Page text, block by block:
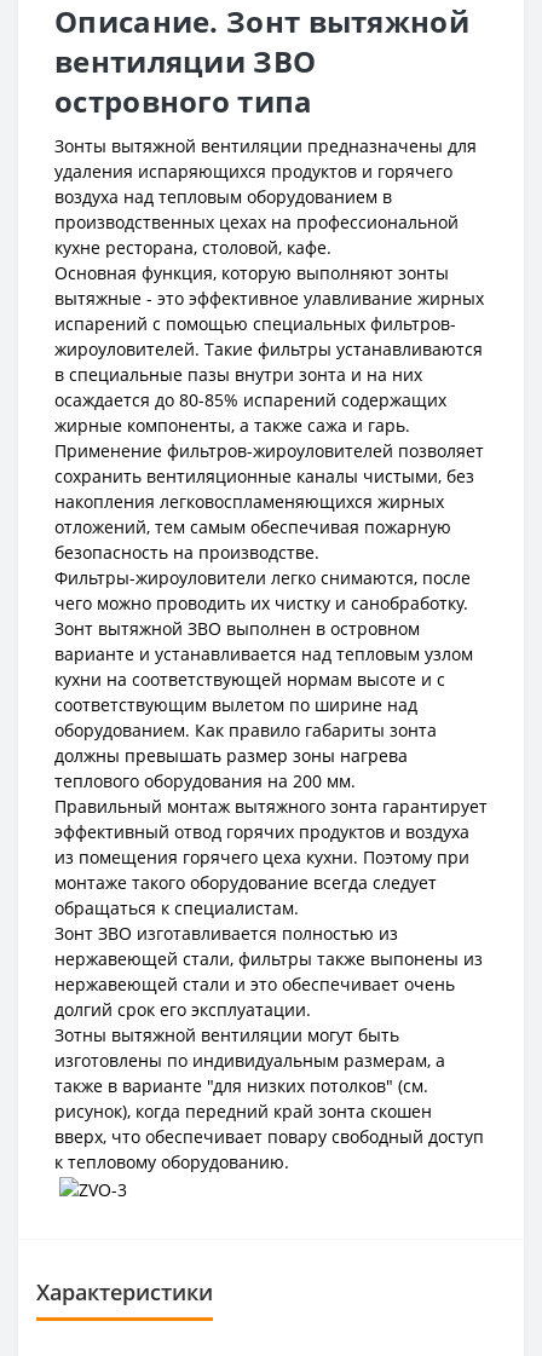
Описание. Зонт вытяжной
вентиляции ЗВО
островного типа
Зонты вытяжной вентиляции предназначены для
удаления испаряющихся продуктов и горячего
воздуха над тепловым оборудованием в
производственных цехах на профессиональной
кухне ресторана, столовой, кафе.
Основная функция, которую выполняют зонты
вытяжные - это эффективное улавливание жирных
испарений с помощью специальных фильтров-
жироуловителей. Такие фильтры устанавливаются
в специальные пазы внутри зонта и на них
осаждается до 80-85% испарений содержащих
жирные компоненты, а также сажа и гарь.
Применение фильтров-жироуловителей позволяет
сохранить вентиляционные каналы чистыми, без
накопления легковоспламеняющихся жирных
отложений, тем самым обеспечивая пожарную
безопасность на производстве.
Фильтры-жироуловители легко снимаются, после
чего можно проводить их чистку и санобработку.
Зонт вытяжной ЗВО выполнен в островном
варианте и устанавливается над тепловым узлом
кухни на соответствующей нормам высоте и с
соответствующим вылетом по ширине над
оборудованием. Как правило габариты зонта
должны превышать размер зоны нагрева
теплового оборудования на 200 мм.
Правильный монтаж вытяжного зонта гарантирует
эффективный отвод горячих продуктов и воздуха
из помещения горячего цеха кухни. Поэтому при
монтаже такого оборудование всегда следует
обращаться к специалистам.
Зонт ЗВО изготавливается полностью из
нержавеющей стали, фильтры также выпонены из
нержавеющей стали и это обеспечивает очень
долгий срок его эксплуатации.
Зотны вытяжной вентиляции могут быть
изготовлены по индивидуальным размерам, а
также в варианте "для низких потолков" (см.
рисунок), когда передний край зонта скошен
вверх, что обеспечивает повару свободный доступ
к тепловому оборудованию.
Характеристики